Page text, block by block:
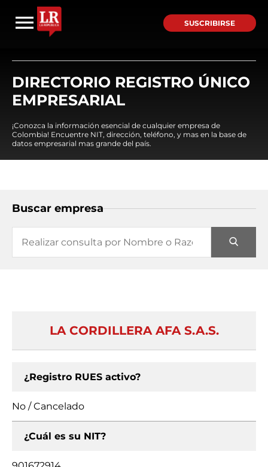
SUSCRIBIRSE
DIRECTORIO REGISTRO ÚNICO
EMPRESARIAL
¡Conozca la información esencial de cualquier empresa de
Colombia! Encuentre NIT, dirección, teléfono, y mas en la base de
datos empresarial mas grande del país.
Buscar empresa
LA CORDILLERA AFA S.A.S.
¿Registro RUES activo?
No / Cancelado
¿Cuál es su NIT?